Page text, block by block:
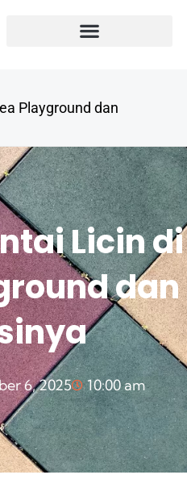
Playground dan
Licin di
dan
6, 2025 10:00 am